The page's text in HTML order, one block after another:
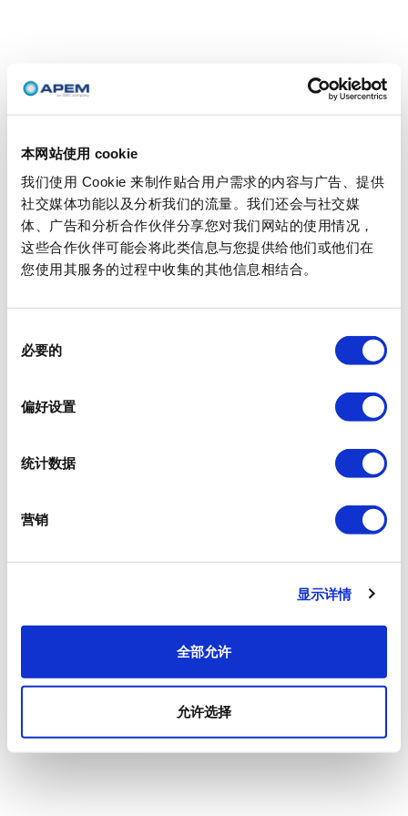
本网站使用 cookie
我们使用 Cookie 来制作贴合用户需求的内容与广告、提供
社交媒体功能以及分析我们的流量。我们还会与社交媒
体、广告和分析合作伙伴分享您对我们网站的使用情况，
这些合作伙伴可能会将此类信息与您提供给他们或他们在
您使用其服务的过程中收集的其他信息相结合。
必要的
偏好设置
统计数据
营销
显示详情
全部允许
允许选择